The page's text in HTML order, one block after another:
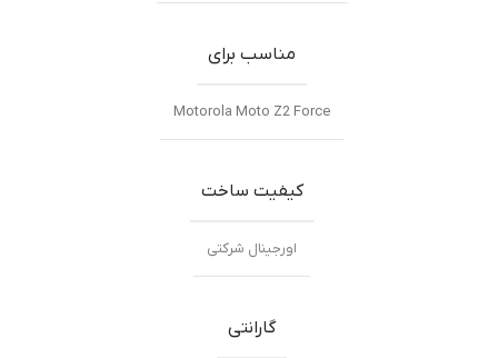
مناسب برای
Motorola Moto Z2 Force
کیفیت ساخت
اورجینال شرکتی
گارانتی